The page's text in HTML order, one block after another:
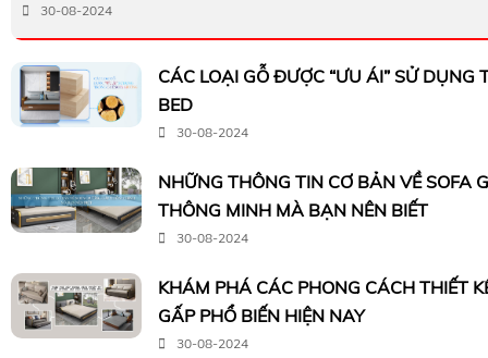
30-08-2024
CÁC LOẠI GỖ ĐƯỢC “ƯU ÁI” SỬ DỤNG
BED
30-08-2024
NHỮNG THÔNG TIN CƠ BẢN VỀ SOFA
THÔNG MINH MÀ BẠN NÊN BIẾT
30-08-2024
KHÁM PHÁ CÁC PHONG CÁCH THIẾT
GẤP PHỔ BIẾN HIỆN NAY
30-08-2024